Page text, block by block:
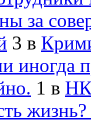
за
3 в
иногда
1 в